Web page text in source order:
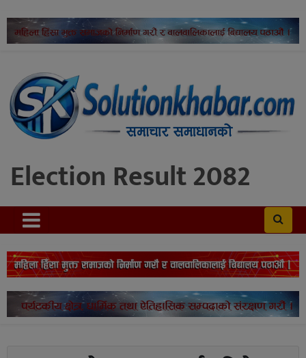
Election Result 2082